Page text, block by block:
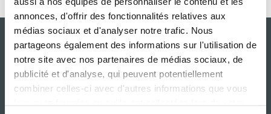
annonces, d'offrir des fonctionnalités relatives aux
médias sociaux et d'analyser notre trafic. Nous
partageons également des informations sur l'utilisation de
notre site avec nos partenaires de médias sociaux, de
publicité et d'analyse, qui peuvent potentiellement
combiner celles-ci avec d'autres informations que vous